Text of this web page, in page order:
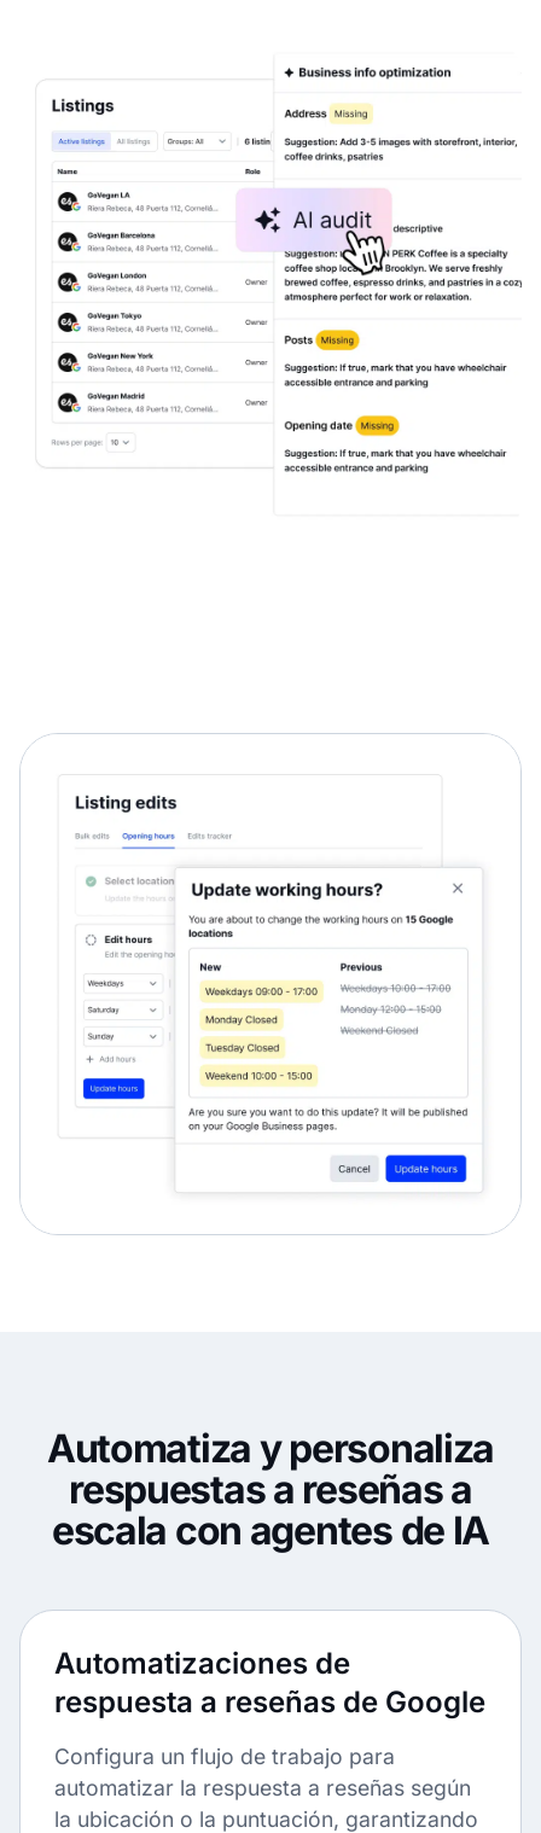
Automatiza y personaliza
respuestas a reseñas a
escala con agentes de IA
Automatizaciones de
respuesta a reseñas de Google
Configura un flujo de trabajo para
automatizar la respuesta a reseñas según
la ubicación o la puntuación, garantizando